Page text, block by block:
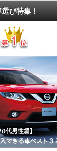
び特集！